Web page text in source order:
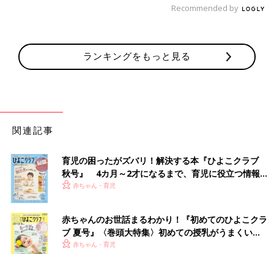
で、その側で上の子がオムツから転げ落ちたウンチを拾おうとし
た姿を目にした時は、叫びそうになるくらい慌てたとこともあり
『みんなをげんきにする仕事よ』と伝えると、当日、『みんなに
でんちを配る仕事です』と発表…。周りのママたちは、『なんな
ります。
子どもって白目がむけるようになった、ベロが鼻についたなどと
できることが増えると、『ママー、これ見てー！』と、よく言っ
を今？ と思うようなタイミングで言ってくるので、その都度確
認して、『すごいねー』と褒めなくてはいけないという大変な時
期もありました。
Recommended by
ランキングをもっと見る
関連記事
育児の困ったがズバリ！解決する本『ひよこクラブ
秋号』 4カ月～2才になるまで、育児に役立つ情報が
いっぱい！
赤ちゃん・育児
赤ちゃんのお世話まるわかり！『初めてのひよこクラ
ブ 夏号』〈巻頭大特集〉初めての授乳がうまくい
く！ おっぱい・ミルクの基本と夏のトラブル 解決テ
赤ちゃん・育児